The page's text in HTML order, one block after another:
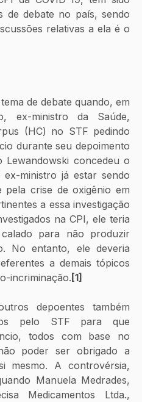
de debate no país, sendo
relativas a ela é o
de debate quando, em
ex-ministro da Saúde,
(HC) no STF pedindo
durante seu depoimento
Lewandowski concedeu o
ministro já estar sendo
pela crise de oxigênio em
a essa investigação
na CPI, ele teria
para não produzir
No entanto, ele deveria
a demais tópicos
incriminação. [1]
depoentes também
pelo STF para que
todos com base no
poder ser obrigado a
mesmo. A controvérsia,
Manuela Medrades,
Medicamentos Ltda.,